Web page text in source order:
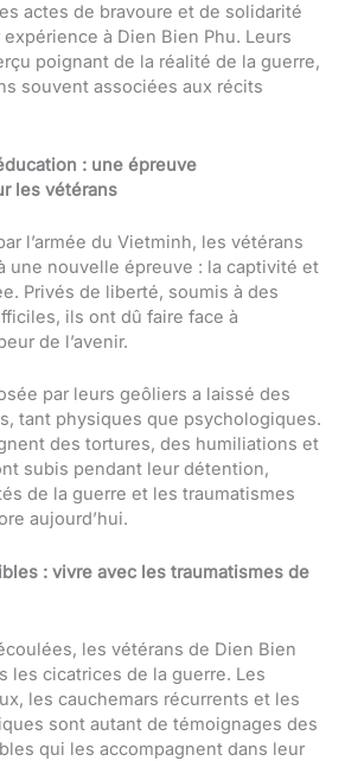
actes de bravoure et de solidarité
à Dien Bien Phu. Leurs
poignant de la réalité de la guerre,
souvent associées aux récits
: une épreuve
les vétérans
l’armée du Vietminh, les vétérans
une nouvelle épreuve : la captivité et
Privés de liberté, soumis à des
ils ont dû faire face à
de l’avenir.
par leurs geôliers a laissé des
tant physiques que psychologiques.
des tortures, des humiliations et
subis pendant leur détention,
de la guerre et les traumatismes
aujourd’hui.
: vivre avec les traumatismes de
les vétérans de Dien Bien
les cicatrices de la guerre. Les
les cauchemars récurrents et les
sont autant de témoignages des
qui les accompagnent dans leur